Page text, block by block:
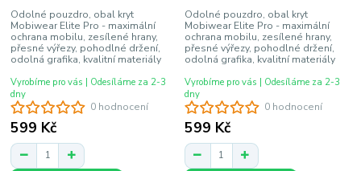
0 hodnocení
Odolné pouzdro, obal kryt
Mobiwear Elite Pro - maximální
ochrana mobilu, zesílené hrany,
přesné výřezy, pohodlné držení,
odolná grafika, kvalitní materiály
599 Kč
Vyrobíme pro vás | Odesíláme za 2-3
dny
0 hodnocení
Odolné pouzdro, obal kryt
Mobiwear Elite Pro - maximální
ochrana mobilu, zesílené hrany,
přesné výřezy, pohodlné držení,
odolná grafika, kvalitní materiály
599 Kč
Vyrobíme pro vás | Odesíláme za 2-3
dny